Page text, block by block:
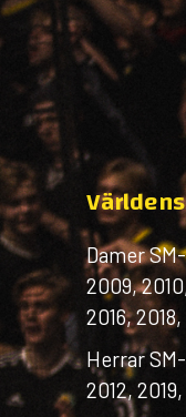
Damer
2009,
2016,
Herrar
2012,